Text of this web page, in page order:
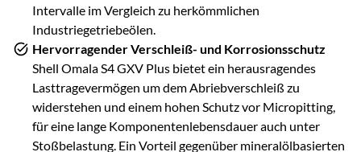
Intervalle im Vergleich zu herkömmlichen
Industriegetriebeölen.
Hervorragender Verschleiß- und Korrosionsschutz
Shell Omala S4 GXV Plus bietet ein herausragendes
Lasttragevermögen um dem Abriebverschleiß zu
widerstehen und einem hohen Schutz vor Micropitting,
für eine lange Komponentenlebensdauer auch unter
Stoßbelastung. Ein Vorteil gegenüber mineralölbasierten